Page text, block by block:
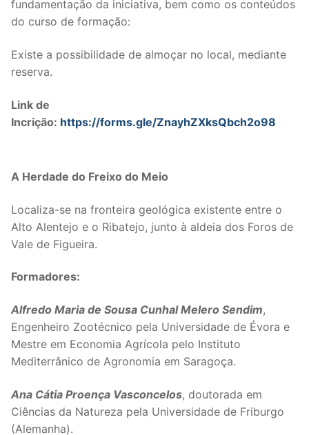
1º CICLO
2º/3º CEB / SECUNDÁRIO
ENSINO ARTÍSTICO
EDUCAÇÃO ESPECIAL
DOCENTES APOSENTADOS
Contactos
fundamentação da iniciativa, bem como os conteúdos
do curso de formação:
Existe a possibilidade de almoçar no local, mediante
reserva.
Link de
Incrição: https://forms.gle/ZnayhZXksQbch2o98
A Herdade do Freixo do Meio
Localiza-se na fronteira geológica existente entre o
Alto Alentejo e o Ribatejo, junto à aldeia dos Foros de
Vale de Figueira.
Formadores:
Alfredo Maria de Sousa Cunhal Melero Sendim,
Engenheiro Zootécnico pela Universidade de Évora e
Mestre em Economia Agrícola pelo Instituto
Mediterrânico de Agronomia em Saragoça.
Ana Cátia Proença Vasconcelos, doutorada em
Ciências da Natureza pela Universidade de Friburgo
(Alemanha).